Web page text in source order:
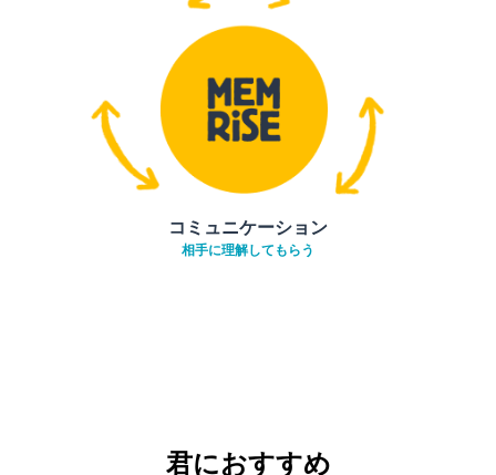
コミュニケーション
相手に理解してもらう
君におすすめ